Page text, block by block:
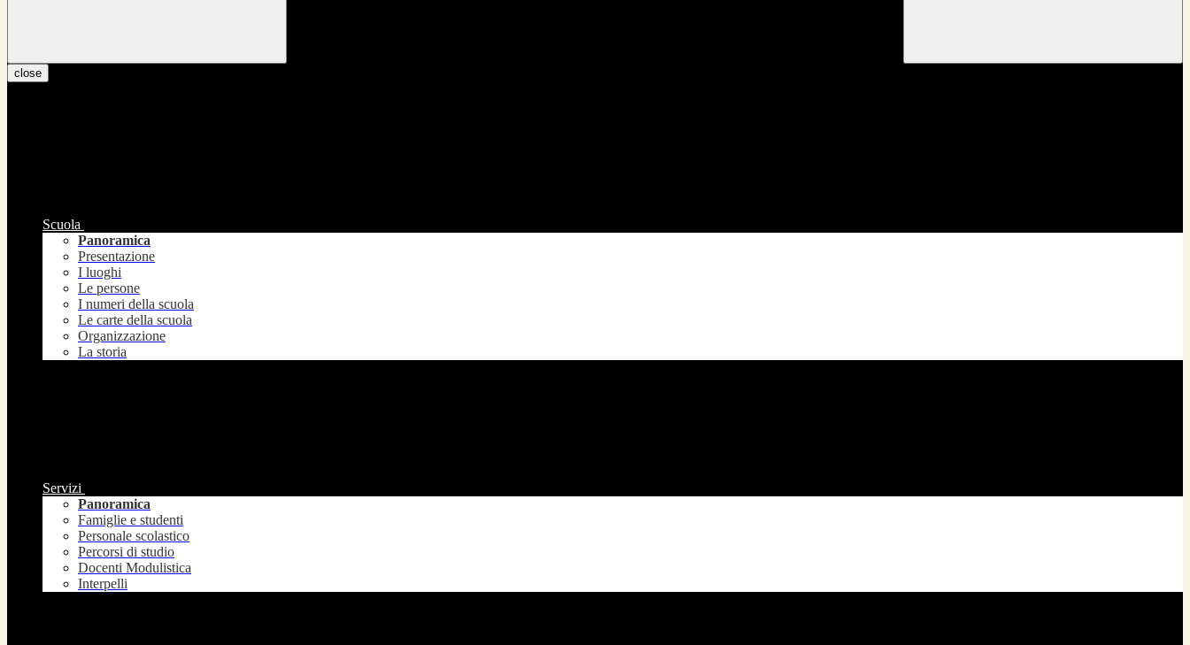
close
Scuola
Panoramica
Presentazione
I luoghi
Le persone
I numeri della scuola
Le carte della scuola
Organizzazione
La storia
Servizi
Panoramica
Famiglie e studenti
Personale scolastico
Percorsi di studio
Docenti Modulistica
Interpelli